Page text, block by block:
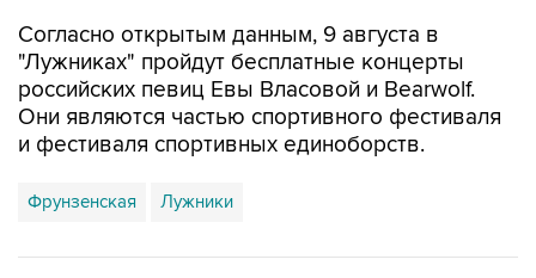
Согласно открытым данным, 9 августа в
"Лужниках" пройдут бесплатные концерты
российских певиц Евы Власовой и Bearwolf.
Они являются частью спортивного фестиваля
и фестиваля спортивных единоборств.
Фрунзенская Лужники